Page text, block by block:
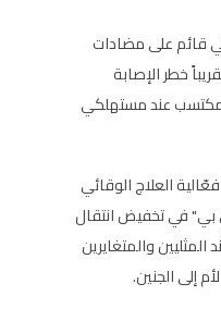
قائم على مضادات
خطر الإصابة
عند مستهلكي
العلاج الوقائي
بي" في تخفيض انتقال
والمتغايرين
إلى الجنين.